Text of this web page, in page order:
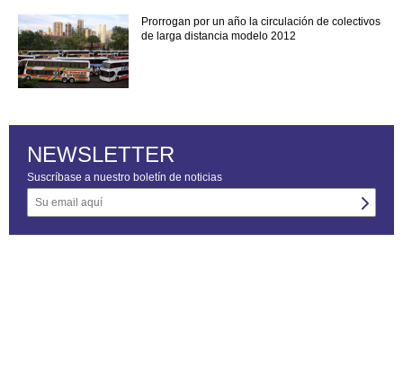
Prorrogan por un año la circulación de colectivos
de larga distancia modelo 2012
NEWSLETTER
Suscríbase a nuestro boletín de noticias